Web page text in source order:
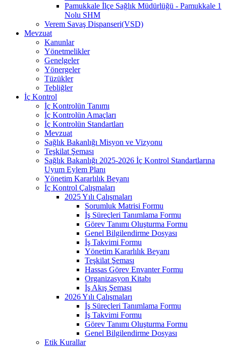
Pamukkale İlçe Sağlık Müdürlüğü - Pamukkale 1
Nolu SHM
Verem Savaş Dispanseri(VSD)
Mevzuat
Kanunlar
Yönetmelikler
Genelgeler
Yönergeler
Tüzükler
Tebliğler
İç Kontrol
İç Kontrolün Tanımı
İç Kontrolün Amaçları
İç Kontrolün Standartları
Mevzuat
Sağlık Bakanlığı Misyon ve Vizyonu
Teşkilat Şeması
Sağlık Bakanlığı 2025-2026 İç Kontrol Standartlarına
Uyum Eylem Planı
Yönetim Kararlılık Beyanı
İç Kontrol Çalışmaları
2025 Yılı Çalışmaları
Sorumluk Matrisi Formu
İş Süreçleri Tanımlama Formu
Görev Tanımı Oluşturma Formu
Genel Bilgilendirme Dosyası
İş Takvimi Formu
Yönetim Kararlılık Beyanı
Teşkilat Şeması
Hassas Görev Envanter Formu
Organizasyon Kitabı
İş Akış Şeması
2026 Yılı Çalışmaları
İş Süreçleri Tanımlama Formu
İş Takvimi Formu
Görev Tanımı Oluşturma Formu
Genel Bilgilendirme Dosyası
Etik Kurallar